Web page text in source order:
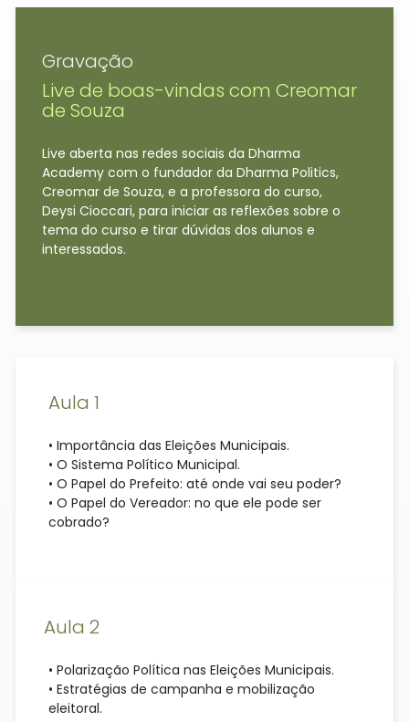
Gravação
Live de boas-vindas com Creomar
de Souza
Live aberta nas redes sociais da Dharma
Academy com o fundador da Dharma Politics,
Creomar de Souza, e a professora do curso,
Deysi Cioccari, para iniciar as reflexões sobre o
tema do curso e tirar dúvidas dos alunos e
interessados.
Aula 1
• Importância das Eleições Municipais.
• O Sistema Político Municipal.
• O Papel do Prefeito: até onde vai seu poder?
• O Papel do Vereador: no que ele pode ser
cobrado?
Aula 2
• Polarização Política nas Eleições Municipais.
• Estratégias de campanha e mobilização
eleitoral.